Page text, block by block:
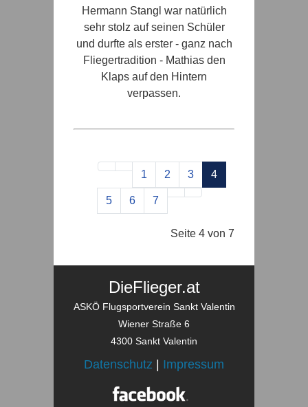
Hermann Stangl war natürlich
sehr stolz auf seinen Schüler
und durfte als erster - ganz nach
Fliegertradition - Mathias den
Klaps auf den Hintern
verpassen.
Seite 4 von 7
1 2 3 4
5 6 7
DieFlieger.at
ASKÖ Flugsportverein Sankt Valentin
Wiener Straße 6
4300 Sankt Valentin
Datenschutz | Impressum